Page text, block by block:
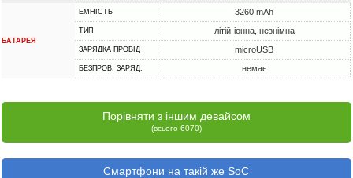
БАТАРЕЯ
ЕМНІСТЬ 3260 mAh
ТИП літій-іонна, незнімна
ЗАРЯДКА ПРОВІД microUSB
БЕЗПРОВ. ЗАРЯД. немає
Порівняти з іншим девайсом
(всього 6070)
Смартфони на такій же SoC